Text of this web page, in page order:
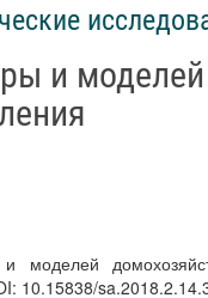
и
моделей
10.15838/